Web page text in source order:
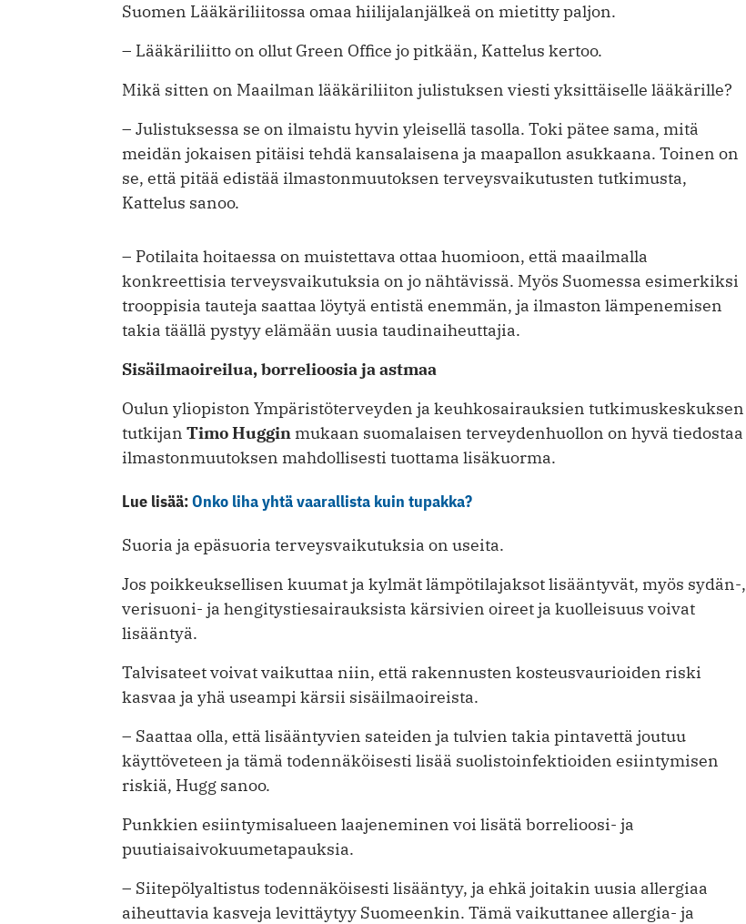
Suomen Lääkäriliitossa omaa hiilijalanjälkeä on mietitty paljon.
– Lääkäriliitto on ollut Green Office jo pitkään, Kattelus kertoo.
Mikä sitten on Maailman lääkäriliiton julistuksen viesti yksittäiselle lääkärille?
– Julistuksessa se on ilmaistu hyvin yleisellä tasolla. Toki pätee sama, mitä
meidän jokaisen pitäisi tehdä kansalaisena ja maapallon asukkaana. Toinen on
se, että pitää edistää ilmastonmuutoksen terveysvaikutusten tutkimusta,
Kattelus sanoo.
– Potilaita hoitaessa on muistettava ottaa huomioon, että maailmalla
konkreettisia terveysvaikutuksia on jo nähtävissä. Myös Suomessa esimerkiksi
trooppisia tauteja saattaa löytyä entistä enemmän, ja ilmaston lämpenemisen
takia täällä pystyy elämään uusia taudinaiheuttajia.
Sisäilmaoireilua, borrelioosia ja astmaa
Oulun yliopiston Ympäristöterveyden ja keuhkosairauksien tutkimuskeskuksen
tutkijan Timo Huggin mukaan suomalaisen terveydenhuollon on hyvä tiedostaa
ilmastonmuutoksen mahdollisesti tuottama lisäkuorma.
Lue lisää:Onko liha yhtä vaarallista kuin tupakka?
Suoria ja epäsuoria terveysvaikutuksia on useita.
Jos poikkeuksellisen kuumat ja kylmät lämpötilajaksot lisääntyvät, myös sydän-,
verisuoni- ja hengitystiesairauksista kärsivien oireet ja kuolleisuus voivat
lisääntyä.
Talvisateet voivat vaikuttaa niin, että rakennusten kosteusvaurioiden riski
kasvaa ja yhä useampi kärsii sisäilmaoireista.
– Saattaa olla, että lisääntyvien sateiden ja tulvien takia pintavettä joutuu
käyttöveteen ja tämä todennäköisesti ­lisää suolistoinfektioiden esiintymisen
riskiä, Hugg sanoo.
Punkkien esiintymisalueen laajeneminen voi lisätä borrelioosi- ja
puutiaisaivokuumetapauksia.
– Siitepölyaltistus todennäköisesti ­lisääntyy, ja ehkä joitakin uusia allergiaa
aiheuttavia kasveja levittäytyy Suomeenkin. Tämä vaikuttanee allergia- ja